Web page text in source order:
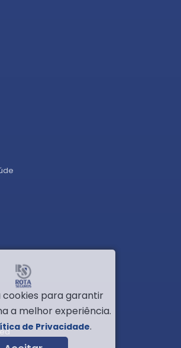
cookies para garantir
a melhor experiência.
de Privacidade.